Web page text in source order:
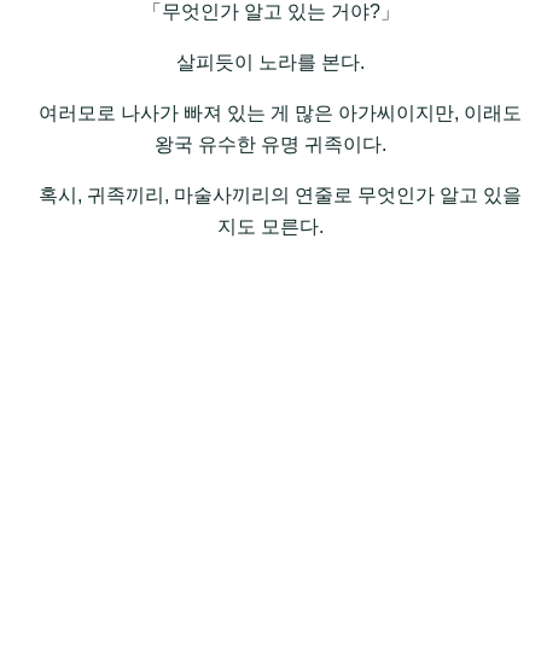
「무엇인가 알고 있는 거야?」
살피듯이 노라를 본다.
여러모로 나사가 빠져 있는 게 많은 아가씨이지만, 이래도
왕국 유수한 유명 귀족이다.
혹시, 귀족끼리, 마술사끼리의 연줄로 무엇인가 알고 있을
지도 모른다.